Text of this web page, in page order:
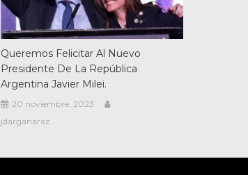
Queremos Felicitar Al Nuevo
Presidente De La República
Argentina Javier Milei.
20 noviembre, 2023
jdarganaraz